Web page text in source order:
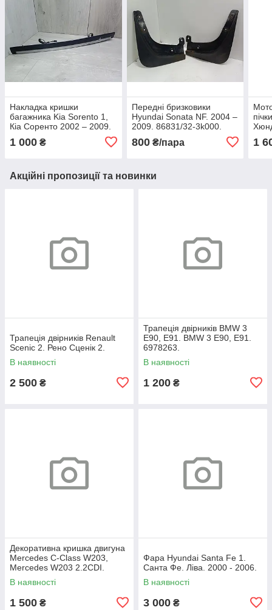
Накладка кришки
багажника Kia Sorento 1,
Кіа Соренто 2002 – 2009.
1 000 ₴
Передні бризковики
Hyundai Sonata NF. 2004 –
2009. 86831/32-3k000.
800₴/пара 1
Акційні пропозиції та новинки
Трапеція двірників Renault
Scenic 2. Рено Сценік 2.
В наявності
2 500 ₴
Трапеція двірників BMW 3
E90, E91. BMW 3 Е90, Е91.
6978263.
В наявності
1 200 ₴
Декоративна кришка двигуна
Mercedes C-Class W203,
Mercedes W203 2.2CDI.
A6460100467.
В наявності
1 500 ₴
Фара Hyundai Santa Fe 1.
Санта Фе. Ліва. 2000 - 2006.
В наявності
3 000 ₴